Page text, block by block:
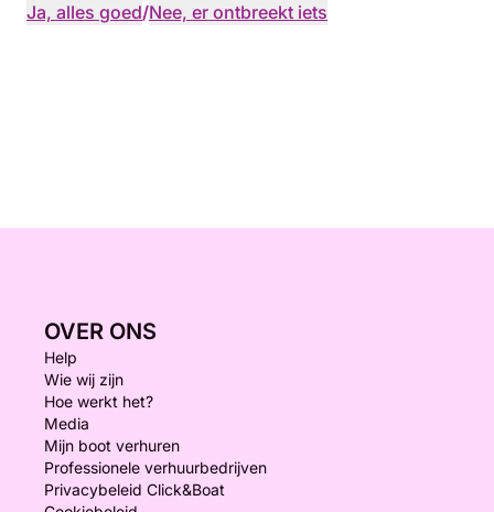
Ja, alles goed/Nee, er ontbreekt iets
OVER ONS
Help
Wie wij zijn
Hoe werkt het?
Media
Mijn boot verhuren
Professionele verhuurbedrijven
Privacybeleid Click&Boat